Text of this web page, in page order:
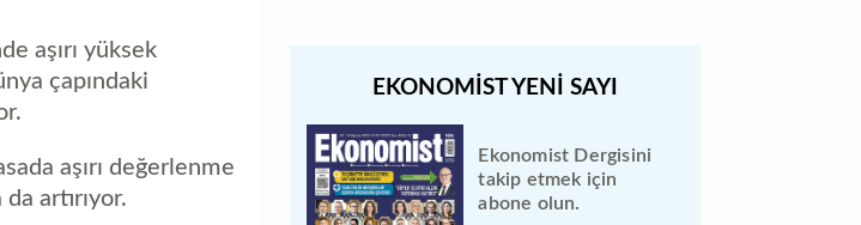
aşırı yüksek
çapındaki
aşırı değerlenme
artırıyor.
Ekonomist Dergisini
takip etmek için
abone olun.